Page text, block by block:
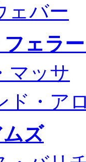
ェバー
ェラ
マッサ
ド・ア
ズ